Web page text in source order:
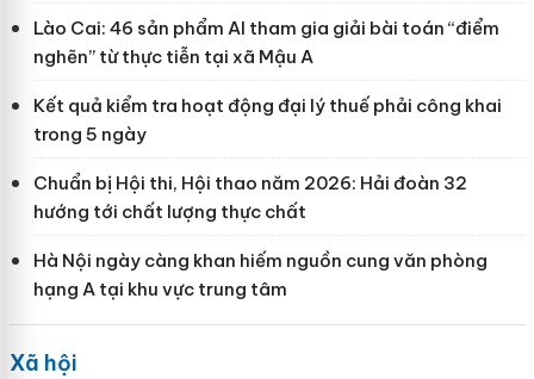
Lào Cai: 46 sản phẩm AI tham gia giải bài toán “điểm
nghẽn” từ thực tiễn tại xã Mậu A
Kết quả kiểm tra hoạt động đại lý thuế phải công khai
trong 5 ngày
Chuẩn bị Hội thi, Hội thao năm 2026: Hải đoàn 32
hướng tới chất lượng thực chất
Hà Nội ngày càng khan hiếm nguồn cung văn phòng
hạng A tại khu vực trung tâm
Xã hội